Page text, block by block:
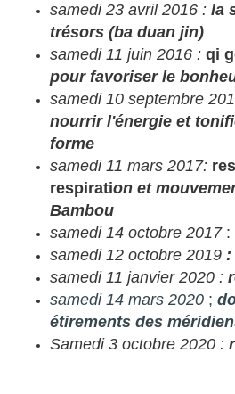
samedi 23 avril 2016 : la
trésors (ba duan jin)
samedi 11 juin 2016 : qi
pour favoriser le
samedi 10 septembre
nourrir l'énergie et
forme
samedi 11 mars 2017:
respiration et
Bambou
samedi 14 octobre 2017 :
samedi 12 octobre 2019 :
samedi 11 janvier 2020 :
samedi 14 mars 2020 ;
étirements des
Samedi 3 octobre 2020 :